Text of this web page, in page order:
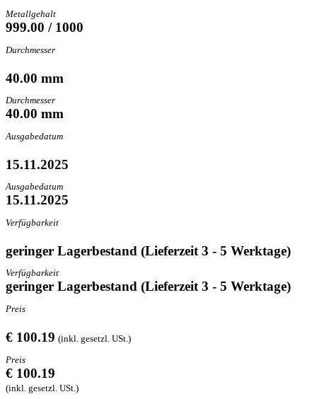
Metallgehalt
999.00 / 1000
Durchmesser
40.00 mm
Durchmesser
40.00 mm
Ausgabedatum
15.11.2025
Ausgabedatum
15.11.2025
Verfügbarkeit
geringer Lagerbestand (Lieferzeit 3 - 5 Werktage)
Verfügbarkeit
geringer Lagerbestand (Lieferzeit 3 - 5 Werktage)
Preis
€ 100.19 (inkl. gesetzl. USt.)
Preis
€ 100.19
(inkl. gesetzl. USt.)